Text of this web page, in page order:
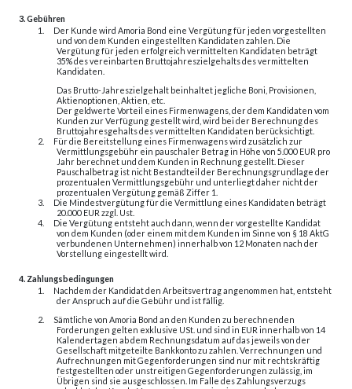
3. Gebühren
1.
Der Kunde wird Amoria Bond eine Vergütung für jeden vorgestellten
und von dem Kunden eingestellten Kandidaten zahlen. Die
Vergütung für jeden erfolgreich vermittelten Kandidaten beträgt
35% des vereinbarten Bruttojahreszielgehalts des vermittelten
Kandidaten.
Das Brutto-Jahreszielgehalt beinhaltet jegliche Boni, Provisionen,
Aktienoptionen, Aktien, etc.
Der geldwerte Vorteil eines Firmenwagens, der dem Kandidaten vom
Kunden zur Verfügung gestellt wird, wird bei der Berechnung des
Bruttojahresgehalts des vermittelten Kandidaten berücksichtigt.
2.
Für die Bereitstellung eines Firmenwagens wird zusätzlich zur
Vermittlungsgebühr ein pauschaler Betrag in Höhe von 5.000 EUR pro
Jahr berechnet und dem Kunden in Rechnung gestellt. Dieser
Pauschalbetrag ist nicht Bestandteil der Berechnungsgrundlage der
prozentualen Vermittlungsgebühr und unterliegt daher nicht der
prozentualen Vergütung gemäß Ziffer 1.
3.
Die Mindestvergütung für die Vermittlung eines Kandidaten beträgt
20.000 EUR zzgl. Ust.
4.
Die Vergütung entsteht auch dann, wenn der vorgestellte Kandidat
von dem Kunden (oder einem mit dem Kunden im Sinne von § 18 AktG
verbundenen Unternehmen) innerhalb von 12 Monaten nach der
Vorstellung eingestellt wird.
4. Zahlungsbedingungen
1.
Nachdem der Kandidat den Arbeitsvertrag angenommen hat, entsteht
der Anspruch auf die Gebühr und ist fällig.
2.
Sämtliche von Amoria Bond an den Kunden zu berechnenden
Forderungen gelten exklusive USt. und sind in EUR innerhalb von 14
Kalendertagen ab dem Rechnungsdatum auf das jeweils von der
Gesellschaft mitgeteilte Bankkonto zu zahlen. Verrechnungen und
Aufrechnungen mit Gegenforderungen sind nur mit rechtskräftig
festgestellten oder unstreitigen Gegenforderungen zulässig, im
Übrigen sind sie ausgeschlossen. Im Falle des Zahlungsverzugs